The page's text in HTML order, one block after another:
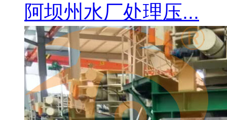
阿坝州水厂处理压...